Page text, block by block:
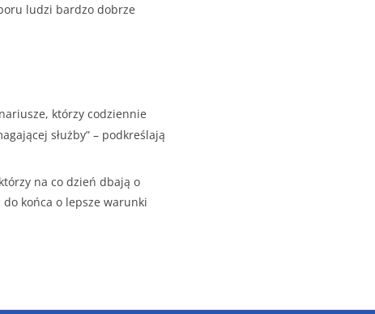
ludzi bardzo dobrze
którzy codziennie
służby” – podkreślają
na co dzień dbają o
końca o lepsze warunki